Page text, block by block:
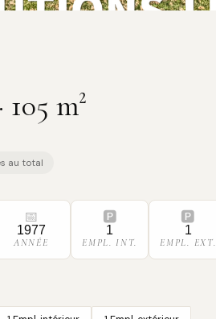
m²
au total
📅
1977
ANNÉE
🅿️
1
EMPL. INT.
🅿️
1
EMPL. EXT.